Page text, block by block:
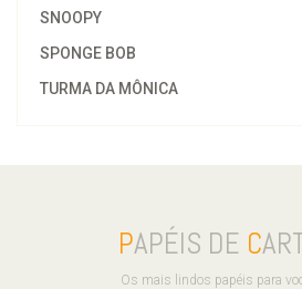
SNOOPY
SPONGE BOB
TURMA DA MÔNICA
PAPÉIS DE C
Os mais lindos papéis para